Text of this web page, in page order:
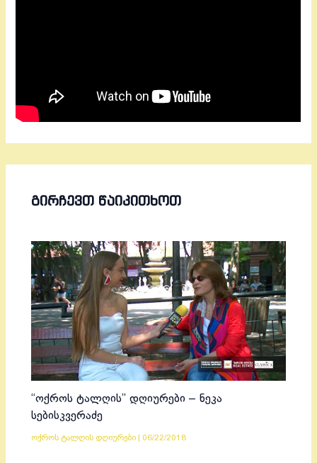
ᲒᲘᲠᲩᲔᲕᲗ ᲬᲐᲘᲙᲘᲗᲮᲝᲗ
“ოქროს ტალღის” დღიურები – ნეკა
სებისკვერაძე
ოქროს ტალღის დღიურები 06/22/2018